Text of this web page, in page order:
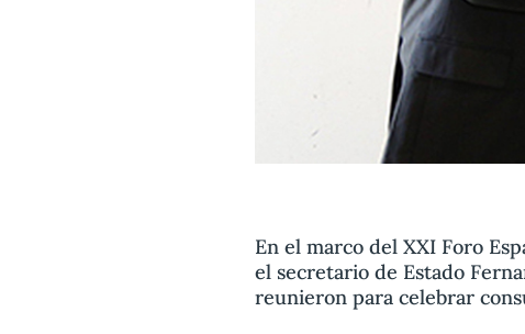
En el marco del XXI Foro
el secretario de Estado
reunieron para celebrar